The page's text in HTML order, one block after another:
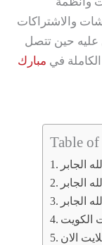
والاشتراكات
عليه حين تتصل
في مبارك
Table
الجابر
الجابر
الجابر
الكويت
الان